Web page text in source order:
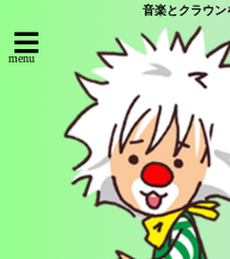
音楽とクラウン
menu